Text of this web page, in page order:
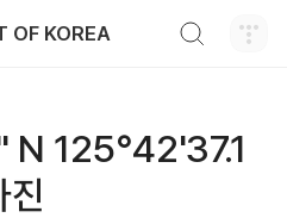
OF KOREA
125°42'37.1
진